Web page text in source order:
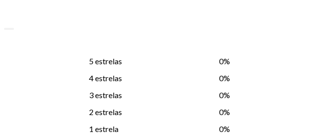
5 estrelas
0%
4 estrelas
0%
3 estrelas
0%
2 estrelas
0%
1 estrela
0%